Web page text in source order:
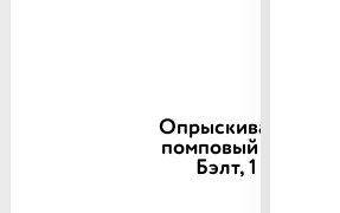
Опрыскиватель
помповый Грин
Бэлт, 1 л